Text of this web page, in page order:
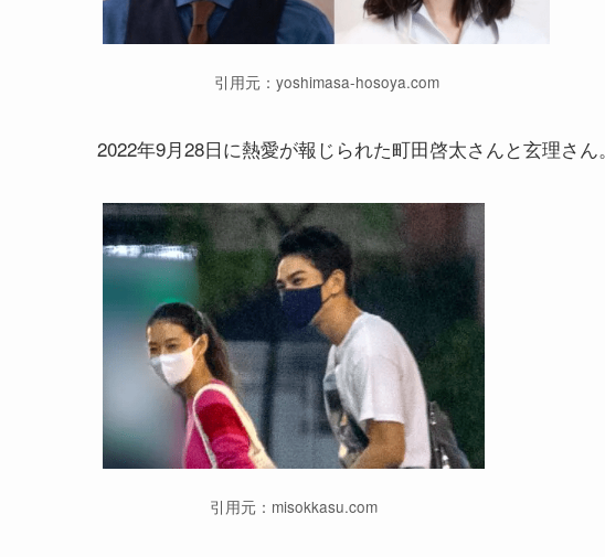
引用元：yoshimasa-hosoya.com
2022年9月28日に熱愛が報じられた町田啓太さんと玄理さん。
引用元：misokkasu.com